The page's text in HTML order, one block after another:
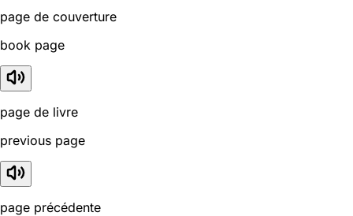
page de couverture
book page
page de livre
previous page
page précédente